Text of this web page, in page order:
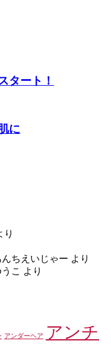
タート！
に
り
んちえいじゃー より
こ より
アンダーヘア
アンチ